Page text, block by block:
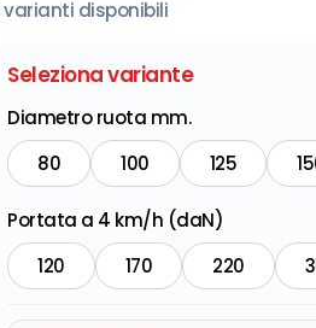
varianti disponibili
Seleziona variante
Diametro ruota mm.
80 100 125
Portata a 4 km/h (daN)
120 170 220